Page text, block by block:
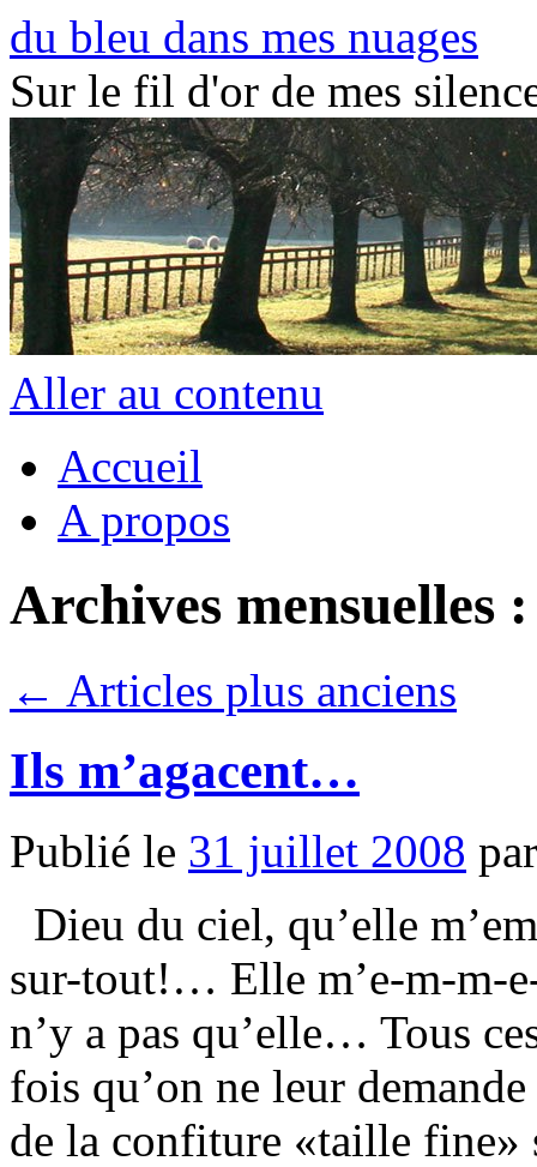
du bleu dans mes nuages
Sur le fil d'or de mes
Aller au contenu
Accueil
A propos
Archives mensuelles
← Articles plus anciens
Ils m’agacent…
Publié le 31 juillet 2008 par
Dieu du ciel, qu’elle
sur-tout!… Elle m’e-m-m-
n’y a pas qu’elle… Tous
fois qu’on ne leur
de la confiture «taille